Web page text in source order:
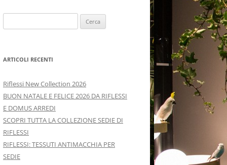
per:
ARTICOLI RECENTI
Riflessi New Collection 2026
BUON NATALE E FELICE 2026 DA RIFLESSI
E DOMUS ARREDI
SCOPRI TUTTA LA COLLEZIONE SEDIE DI
RIFLESSI
RIFLESSI: TESSUTI ANTIMACCHIA PER
SEDIE